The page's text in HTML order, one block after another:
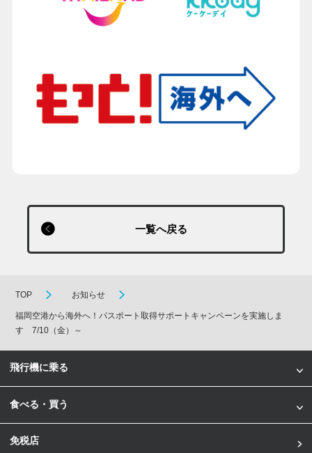
一覧へ戻る
TOP お知らせ
福岡空港から海外へ！パスポート取得サポートキャンペーンを実施しま
す 7/10（金）～
飛行機に乗る
食べる・買う
免税店